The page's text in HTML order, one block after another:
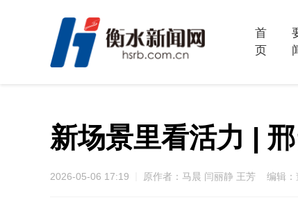
首
页
新场景里看活力 |
2026-05-06 17:19 原作者：马晨 闫丽静 王芳 编辑：